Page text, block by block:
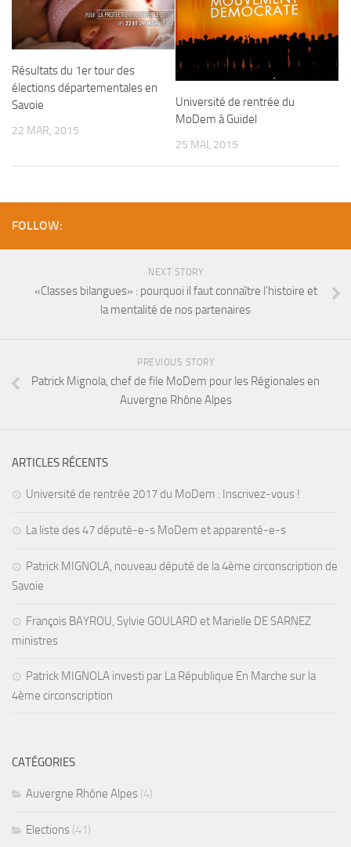
Résultats du 1er tour des
élections départementales en
Savoie
22 MAR, 2015
Université de rentrée du
MoDem à Guidel
25 MAI, 2015
FOLLOW:
NEXT STORY
«Classes bilangues» : pourquoi il faut connaître l’histoire et
la mentalité de nos partenaires
PREVIOUS STORY
Patrick Mignola, chef de file MoDem pour les Régionales en
Auvergne Rhône Alpes
ARTICLES RÉCENTS
Université de rentrée 2017 du MoDem : Inscrivez-vous !
La liste des 47 député-e-s MoDem et apparenté-e-s
Patrick MIGNOLA, nouveau député de la 4ème circonscription de
Savoie
François BAYROU, Sylvie GOULARD et Marielle DE SARNEZ
ministres
Patrick MIGNOLA investi par La République En Marche sur la
4ème circonscription
CATÉGORIES
Auvergne Rhône Alpes (4)
Elections (41)